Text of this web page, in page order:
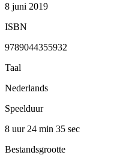
8 juni 2019
ISBN
9789044355932
Taal
Nederlands
Speelduur
8 uur 24 min 35 sec
Bestandsgrootte